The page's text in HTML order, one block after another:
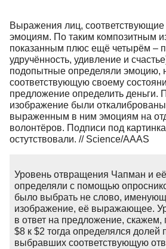
Выражения лиц,
эмоциям. По таким композитным
показанным плюс ещё четырём –
удручённость, удивление и
подопытные определяли эмоцию,
соответствующую своему
предложение определить деньги.
изображение были откалиброваны
выраженным в ним эмоциям на
волонтёров. Подписи под
остутствовали. // Science/AAAS
Уровень отвращения Чапман и её
определяли с помощью
было выбрать не слово,
изображение, её выражающее.
в ответ на предложение, скажем,
$8 к $2 тогда определялся долей
выбравших соответствующую